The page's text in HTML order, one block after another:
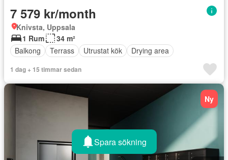
7 579 kr/month
Knivsta, Uppsala
1 Rum
34 m²
Balkong
Terrass Utrustat kök Drying area
1 dag + 15 timmar sedan
Ny
Spara sökning